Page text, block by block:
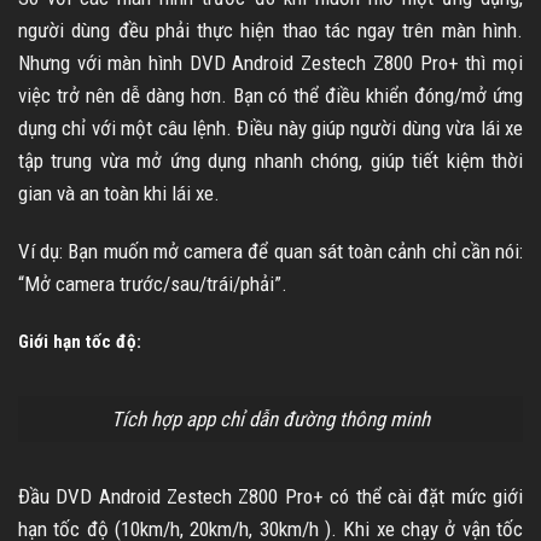
người dùng đều phải thực hiện thao tác ngay trên màn hình.
Nhưng với màn hình DVD Android Zestech Z800 Pro+ thì mọi
việc trở nên dễ dàng hơn. Bạn có thể điều khiển đóng/mở ứng
dụng chỉ với một câu lệnh. Điều này giúp người dùng vừa lái xe
tập trung vừa mở ứng dụng nhanh chóng, giúp tiết kiệm thời
gian và an toàn khi lái xe.
Ví dụ: Bạn muốn mở camera để quan sát toàn cảnh chỉ cần nói:
“Mở camera trước/sau/trái/phải”.
Giới hạn tốc độ:
Tích hợp app chỉ dẫn đường thông minh
Đầu DVD Android Zestech Z800 Pro+ có thể cài đặt mức giới
hạn tốc độ (10km/h, 20km/h, 30km/h ). Khi xe chạy ở vận tốc